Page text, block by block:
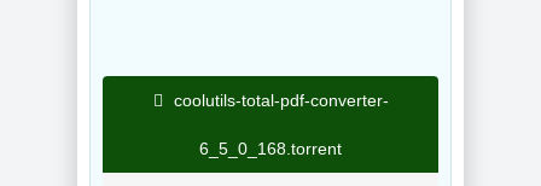
OneSmiLe
by Sergei Strelec
coolutils-total-pdf-converter-
6_5_0_168.torrent